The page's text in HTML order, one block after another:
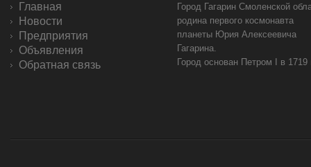
Главная
Новости
Предприятия
Объявления
Обратная связь
Город Гагарин Смоленской
родина первого космонавта
планеты Юрия Алексеевича
Гагарина.
Город основан Петром I в 1719